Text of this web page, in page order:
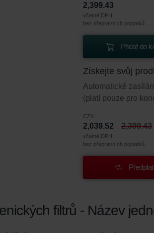
2,399.43
včetně DPH
bez přepravních poplatků
Přidat do
Získejte svůj
Automatické
(platí pouze pro
CZK
2,039.52 2,399.43
včetně DPH
bez přepravních poplatků
filtrů - Název